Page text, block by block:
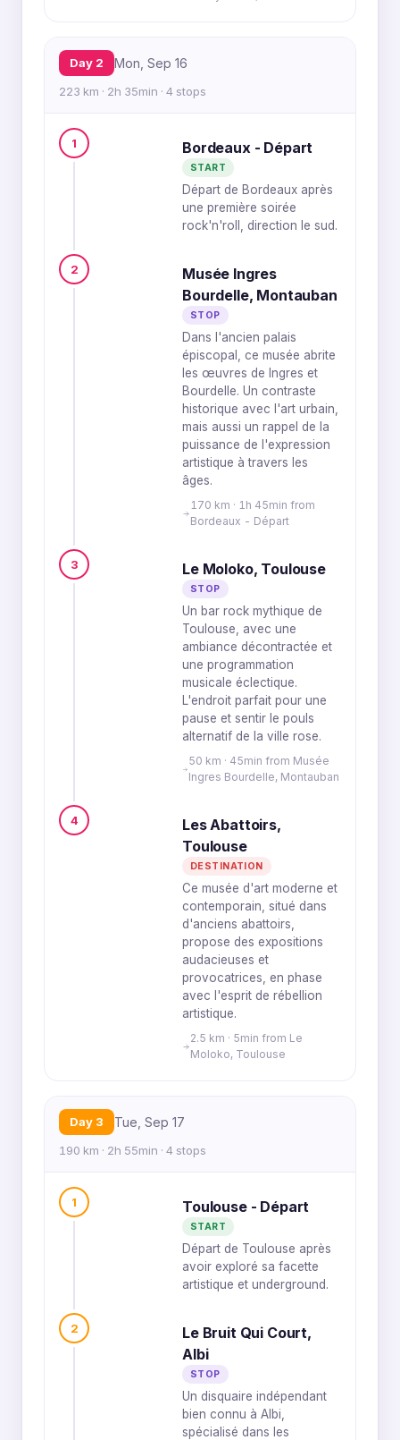
Day 2 Mon, Sep 16
223 km · 2h 35min · 4 stops
1 Bordeaux - Départ
START
Départ de Bordeaux après
une première soirée
rock'n'roll, direction le sud.
2
Musée Ingres
Bourdelle, Montauban
STOP
Dans l'ancien palais
épiscopal, ce musée abrite
les œuvres de Ingres et
Bourdelle. Un contraste
historique avec l'art urbain,
mais aussi un rappel de la
puissance de l'expression
artistique à travers les
âges.
170 km · 1h 45min from
Bordeaux - Départ
3 Le Moloko, Toulouse
STOP
Un bar rock mythique de
Toulouse, avec une
ambiance décontractée et
une programmation
musicale éclectique.
L'endroit parfait pour une
pause et sentir le pouls
alternatif de la ville rose.
50 km · 45min from Musée
Ingres Bourdelle, Montauban
4
Les Abattoirs,
Toulouse
DESTINATION
Ce musée d'art moderne et
contemporain, situé dans
d'anciens abattoirs,
propose des expositions
audacieuses et
provocatrices, en phase
avec l'esprit de rébellion
artistique.
2.5 km · 5min from Le
Moloko, Toulouse
Day 3 Tue, Sep 17
190 km · 2h 55min · 4 stops
1 Toulouse - Départ
START
Départ de Toulouse après
avoir exploré sa facette
artistique et underground.
2
Le Bruit Qui Court,
Albi
STOP
Un disquaire indépendant
bien connu à Albi,
spécialisé dans les